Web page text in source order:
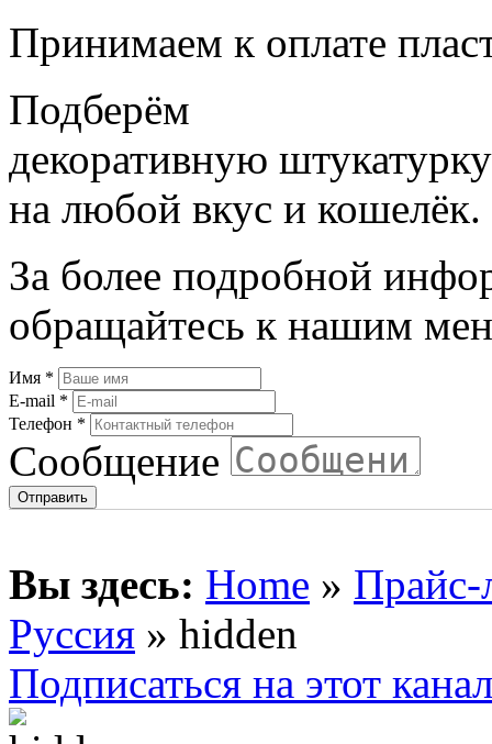
Принимаем к оплате
Подберём
декоративную штукатурку
на любой вкус и кошелёк.
За более подробной
обращайтесь к нашим
Имя *
E-mail *
Телефон *
Сообщение
Вы здесь: Home » Прайс-
Руссия » hidden
Подписаться на этот